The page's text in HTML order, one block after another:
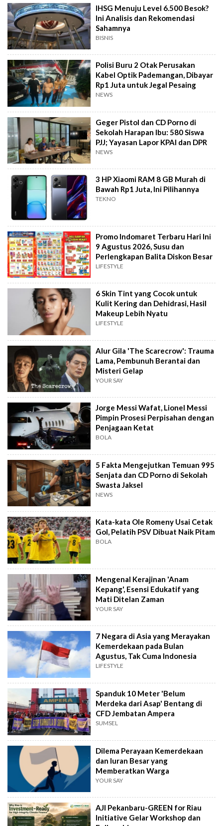
IHSG Menuju Level 6.500 Besok?
Ini Analisis dan Rekomendasi
Sahamnya
BISNIS
Polisi Buru 2 Otak Perusakan
Kabel Optik Pademangan, Dibayar
Rp1 Juta untuk Jegal Pesaing
NEWS
Geger Pistol dan CD Porno di
Sekolah Harapan Ibu: 580 Siswa
PJJ; Yayasan Lapor KPAI dan DPR
NEWS
3 HP Xiaomi RAM 8 GB Murah di
Bawah Rp1 Juta, Ini Pilihannya
TEKNO
Promo Indomaret Terbaru Hari Ini
9 Agustus 2026, Susu dan
Perlengkapan Balita Diskon Besar
LIFESTYLE
6 Skin Tint yang Cocok untuk
Kulit Kering dan Dehidrasi, Hasil
Makeup Lebih Nyatu
LIFESTYLE
Alur Gila 'The Scarecrow': Trauma
Lama, Pembunuh Berantai dan
Misteri Gelap
YOUR SAY
Jorge Messi Wafat, Lionel Messi
Pimpin Prosesi Perpisahan dengan
Penjagaan Ketat
BOLA
5 Fakta Mengejutkan Temuan 995
Senjata dan CD Porno di Sekolah
Swasta Jaksel
NEWS
Kata-kata Ole Romeny Usai Cetak
Gol, Pelatih PSV Dibuat Naik Pitam
BOLA
Mengenal Kerajinan 'Anam
Kepang', Esensi Edukatif yang
Mati Ditelan Zaman
YOUR SAY
7 Negara di Asia yang Merayakan
Kemerdekaan pada Bulan
Agustus, Tak Cuma Indonesia
LIFESTYLE
Spanduk 10 Meter 'Belum
Merdeka dari Asap' Bentang di
CFD Jembatan Ampera
SUMSEL
Dilema Perayaan Kemerdekaan
dan Iuran Besar yang
Memberatkan Warga
YOUR SAY
AJI Pekanbaru-GREEN for Riau
Initiative Gelar Workshop dan